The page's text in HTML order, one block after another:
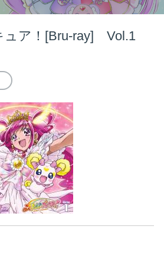
ュア！[Bru-ray] Vol.1